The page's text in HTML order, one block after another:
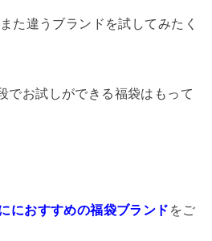
た違うブランドを試してみたく
でお試しができる福袋はもって
におすすめの福袋ブランド をご